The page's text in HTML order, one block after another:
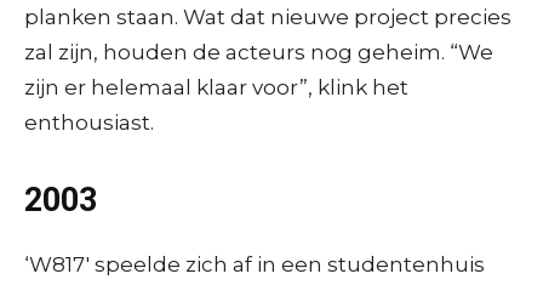
planken staan. Wat dat nieuwe project precies
zal zijn, houden de acteurs nog geheim. “We
zijn er helemaal klaar voor”, klink het
enthousiast.
2003
‘W817′ speelde zich af in een studentenhuis